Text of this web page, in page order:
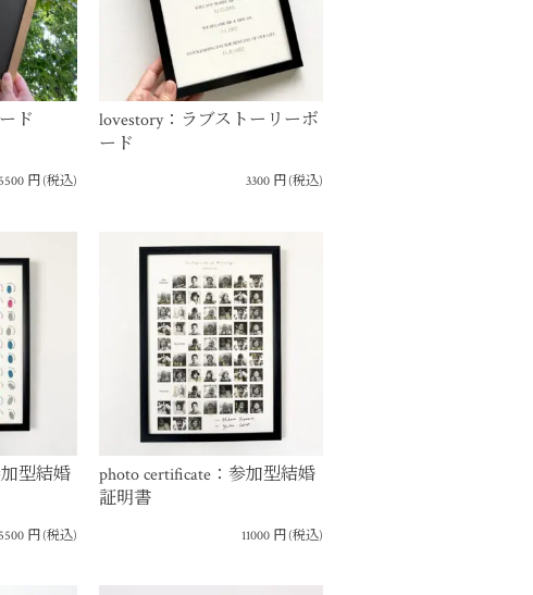
ド
円(税込)
lovestory：ラブストーリーボ
ード
3300 円(税込)
型結婚
円(税込)
photo certificate：参加型結婚
証明書
11000 円(税込)